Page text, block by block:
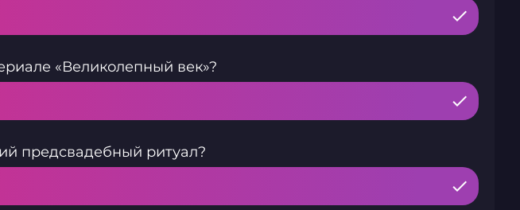
«Великолепный век»?
предсвадебный ритуал?